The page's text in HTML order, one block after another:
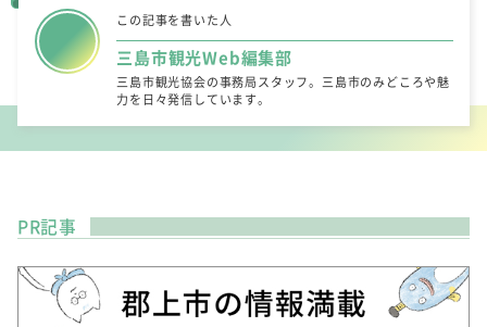
この記事を書いた人
三島市観光Web編集部
三島市観光協会の事務局スタッフ。三島市のみどころや魅
力を日々発信しています。
PR記事